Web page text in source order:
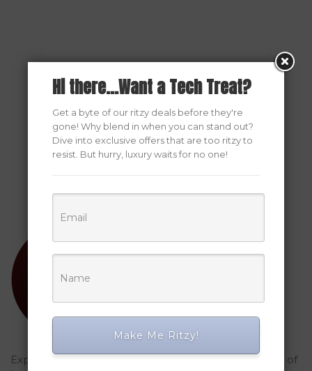
Explored Ritzy Gadgets? You've glimpsed the future of
Hi there...Want a Tech Treat?
Get a byte of our ritzy deals before they're
gone! Why blend in when you can stand out?
Dive into exclusive offers that are too ritzy to
resist. But hurry, luxury waits for no one!
Make Me Ritzy!